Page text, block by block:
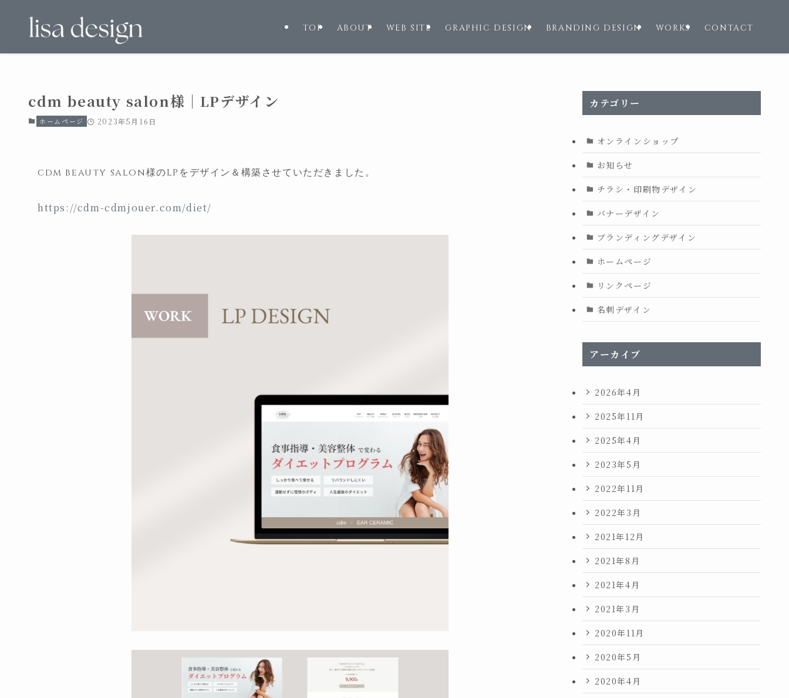
TOP ABOUT WEB SITE GRAPHIC DESIGN BRANDING DESIGN WORKS CONTACT
cdm beauty salon様｜LPデザイン
ホームページ 2023年5月16日
cdm beauty salon様のLPをデザイン＆構築させていただきました。
https://cdm-cdmjouer.com/diet/
カテゴリー
オンラインショップ
お知らせ
チラシ・印刷物デザイン
バナーデザイン
ブランディングデザイン
ホームページ
リンクページ
名刺デザイン
アーカイブ
2026年4月
2025年11月
2025年4月
2023年5月
2022年11月
2022年3月
2021年12月
2021年8月
2021年4月
2021年3月
2020年11月
2020年5月
2020年4月